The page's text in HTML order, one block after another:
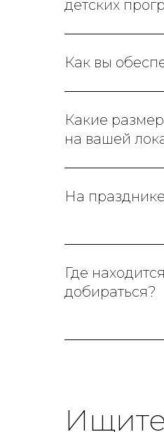
детских
Как вы
Какие
на вашей
На
Где
добираться?